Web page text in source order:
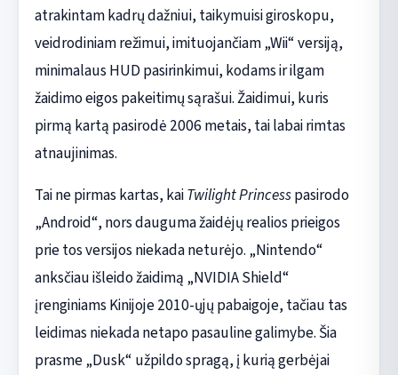
atrakintam kadrų dažniui, taikymuisi giroskopu,
veidrodiniam režimui, imituojančiam „Wii“ versiją,
minimalaus HUD pasirinkimui, kodams ir ilgam
žaidimo eigos pakeitimų sąrašui. Žaidimui, kuris
pirmą kartą pasirodė 2006 metais, tai labai rimtas
atnaujinimas.
Tai ne pirmas kartas, kaiTwilight Princesspasirodo
„Android“, nors dauguma žaidėjų realios prieigos
prie tos versijos niekada neturėjo. „Nintendo“
anksčiau išleido žaidimą „NVIDIA Shield“
įrenginiams Kinijoje 2010-ųjų pabaigoje, tačiau tas
leidimas niekada netapo pasauline galimybe. Šia
prasme „Dusk“ užpildo spragą, į kurią gerbėjai